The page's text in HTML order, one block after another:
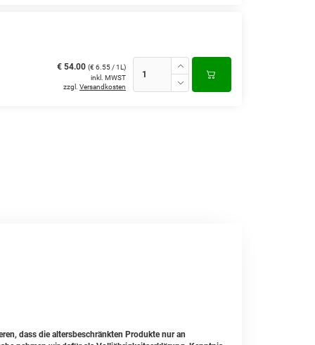
€ 54.00 (€ 6.55 / 1L)
inkl. MWST
zzgl. Versandkosten
dass die altersbeschränkten Produkte nur an